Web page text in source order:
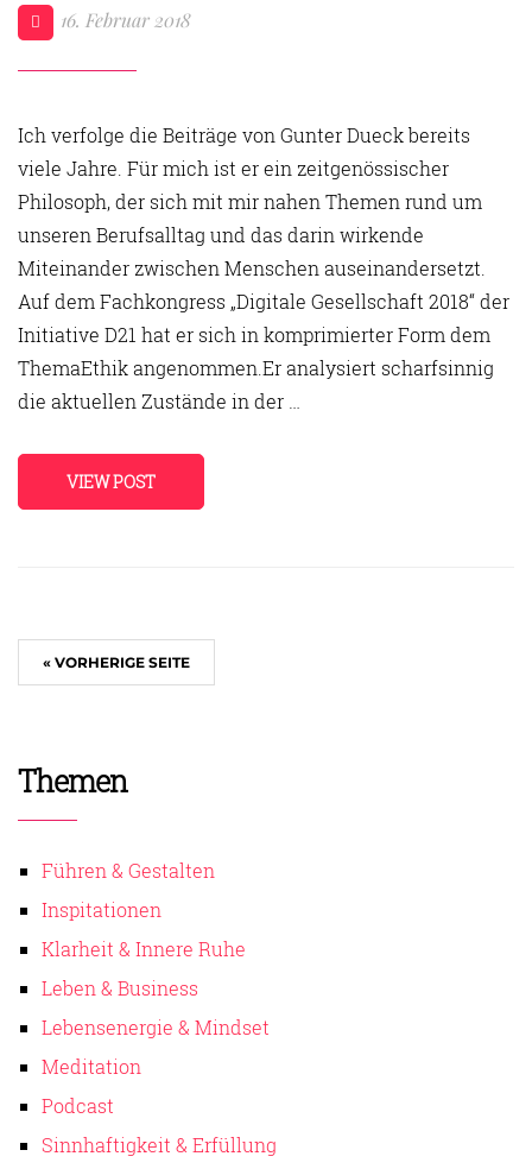
16. Februar 2018
Ich verfolge die Beiträge von Gunter Dueck bereits
viele Jahre. Für mich ist er ein zeitgenössischer
Philosoph, der sich mit mir nahen Themen rund um
unseren Berufsalltag und das darin wirkende
Miteinander zwischen Menschen auseinandersetzt.
Auf dem Fachkongress „Digitale Gesellschaft 2018“ der
Initiative D21 hat er sich in komprimierter Form dem
ThemaEthik angenommen.Er analysiert scharfsinnig
die aktuellen Zustände in der …
VIEW POST
« VORHERIGE SEITE
Themen
Führen & Gestalten
Inspitationen
Klarheit & Innere Ruhe
Leben & Business
Lebensenergie & Mindset
Meditation
Podcast
Sinnhaftigkeit & Erfüllung